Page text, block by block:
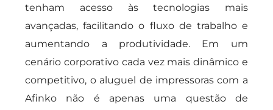
tenham acesso às tecnologias mais
avançadas, facilitando o fluxo de trabalho e
aumentando a produtividade. Em um
cenário corporativo cada vez mais dinâmico e
competitivo, o aluguel de impressoras com a
Afinko não é apenas uma questão de